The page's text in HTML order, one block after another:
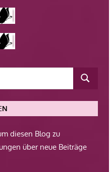
diesen Blog zu
über neue Beiträge